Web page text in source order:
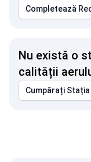
Completează
Nu există o
calității
Cumpărați Stația